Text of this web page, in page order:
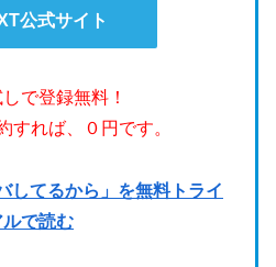
公式サイト
で登録無料！
すれば、０円です。
してるから」を無料トライ
ルで読む